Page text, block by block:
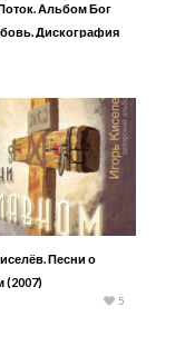
Альбом Бог
Дискография
Песни о
(2007)
5